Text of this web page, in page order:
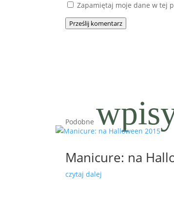
Zapamiętaj moje dane w tej
Prześlij komentarz
Podobne
Manicure: na
czytaj dalej